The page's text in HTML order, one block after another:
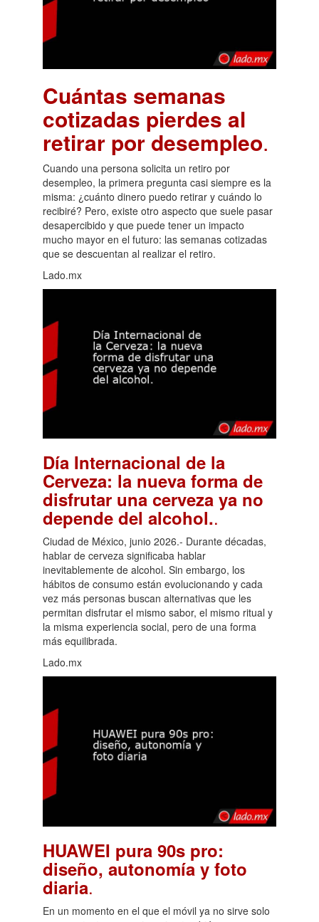
Cuántas semanas
cotizadas pierdes al
retirar por desempleo.
Cuando una persona solicita un retiro por
desempleo, la primera pregunta casi siempre es la
misma: ¿cuánto dinero puedo retirar y cuándo lo
recibiré? Pero, existe otro aspecto que suele pasar
desapercibido y que puede tener un impacto
mucho mayor en el futuro: las semanas cotizadas
que se descuentan al realizar el retiro.
Lado.mx
Día Internacional de la
Cerveza: la nueva forma de
disfrutar una cerveza ya no
depende del alcohol..
Ciudad de México, junio 2026.- Durante décadas,
hablar de cerveza significaba hablar
inevitablemente de alcohol. Sin embargo, los
hábitos de consumo están evolucionando y cada
vez más personas buscan alternativas que les
permitan disfrutar el mismo sabor, el mismo ritual y
la misma experiencia social, pero de una forma
más equilibrada.
Lado.mx
HUAWEI pura 90s pro:
diseño, autonomía y foto
diaria.
En un momento en el que el móvil ya no sirve solo